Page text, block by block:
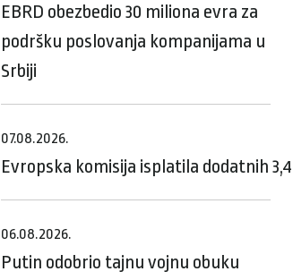
EBRD obezbedio 30 miliona evra za
podršku poslovanja kompanijama u
Srbiji
07.08.2026.
Evropska komisija isplatila dodatnih
06.08.2026.
Putin odobrio tajnu vojnu obuku